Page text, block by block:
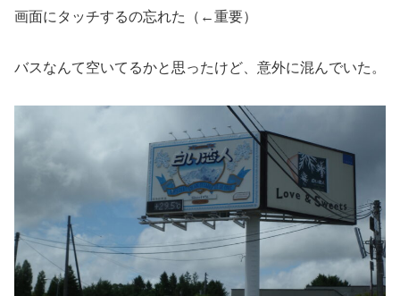
画面にタッチするの忘れた（←重要）
バスなんて空いてるかと思ったけど、意外に混んでいた。